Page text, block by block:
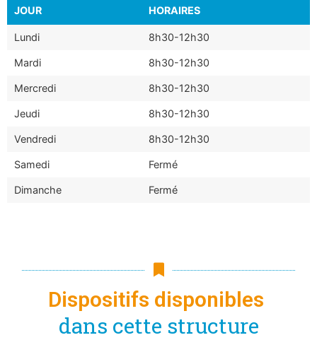
JOUR HORAIRES
Lundi 8h30-12h30
Mardi 8h30-12h30
Mercredi 8h30-12h30
Jeudi 8h30-12h30
Vendredi 8h30-12h30
Samedi Fermé
Dimanche Fermé
Dispositifs disponibles
dans cette structure